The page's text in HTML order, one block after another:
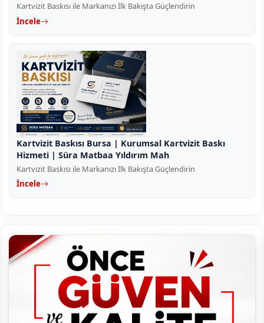
Kartvizit Baskısı ile Markanızı İlk Bakışta Güçlendirin
İncele
Kartvizit Baskısı Bursa | Kurumsal Kartvizit Baskı
Hizmeti | Süra Matbaa Yıldırım Mah
Kartvizit Baskısı ile Markanızı İlk Bakışta Güçlendirin
İncele